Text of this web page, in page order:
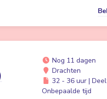
Nog 11 dagen
Drachten
32 - 36 uur |
Onbepaalde tijd